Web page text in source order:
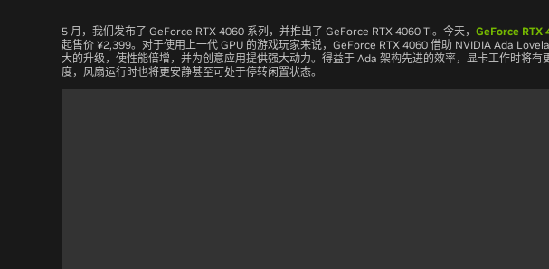
5 月，我们发布了 GeForce RTX 4060 系列，并推出了 GeForce RTX 4060 Ti。今天， GeForce RTX
起售价 ¥2,399。对于使用上一代 GPU 的游戏玩家来说，GeForce RTX 4060 借助 NVIDIA Ada
大的升级，使性能倍增，并为创意应用提供强大动力。得益于 Ada 架构先进的效率，显卡工作时将有
度，风扇运行时也将更安静甚至可处于停转闲置状态。